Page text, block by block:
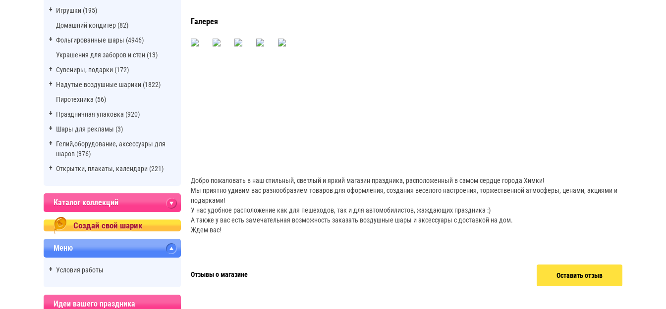
Игрушки (195)
Домашний кондитер (82)
Фольгированные шары (4946)
Украшения для заборов и стен (13)
Сувениры, подарки (172)
Надутые воздушные шарики (1822)
Пиротехника (56)
Праздничная упаковка (920)
Шары для рекламы (3)
Гелий,оборудование, аксессуары для
шаров (376)
Открытки, плакаты, календари (221)
Каталог коллекций
Создай свой шарик
Меню
Условия работы
Идеи вашего праздника
Галерея
Добро пожаловать в наш стильный, светлый и яркий магазин праздника, расположенный в самом сердце города Химки!
Мы приятно удивим вас разнообразием товаров для оформления, создания веселого настроения, торжественной атмосферы, ценами, акциями и
подарками!
У нас удобное расположение как для пешеходов, так и для автомобилистов, жаждающих праздника :)
А также у вас есть замечательная возможность заказать воздушные шары и аксессуары с доставкой на дом.
Ждем вас!
Отзывы о магазине Оставить отзыв